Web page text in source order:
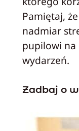
Pamiętaj,
nadmiar
pupilowi na
wydarzeń.
Zadbaj o